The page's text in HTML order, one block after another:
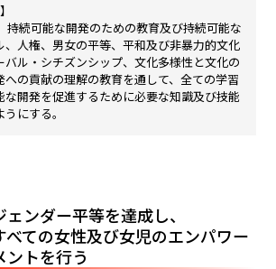
持続可能な開発のための教育及び持続可能な
、人権、男女の平等、平和及び非暴力的文化
バル・シチズンシップ、文化多様性と文化の
への貢献の理解の教育を通して、全ての学習
な開発を促進するために必要な知識及び技能
にする。
ェンダー平等を達成し、
べての女性及び女児のエンパワー
ントを行う